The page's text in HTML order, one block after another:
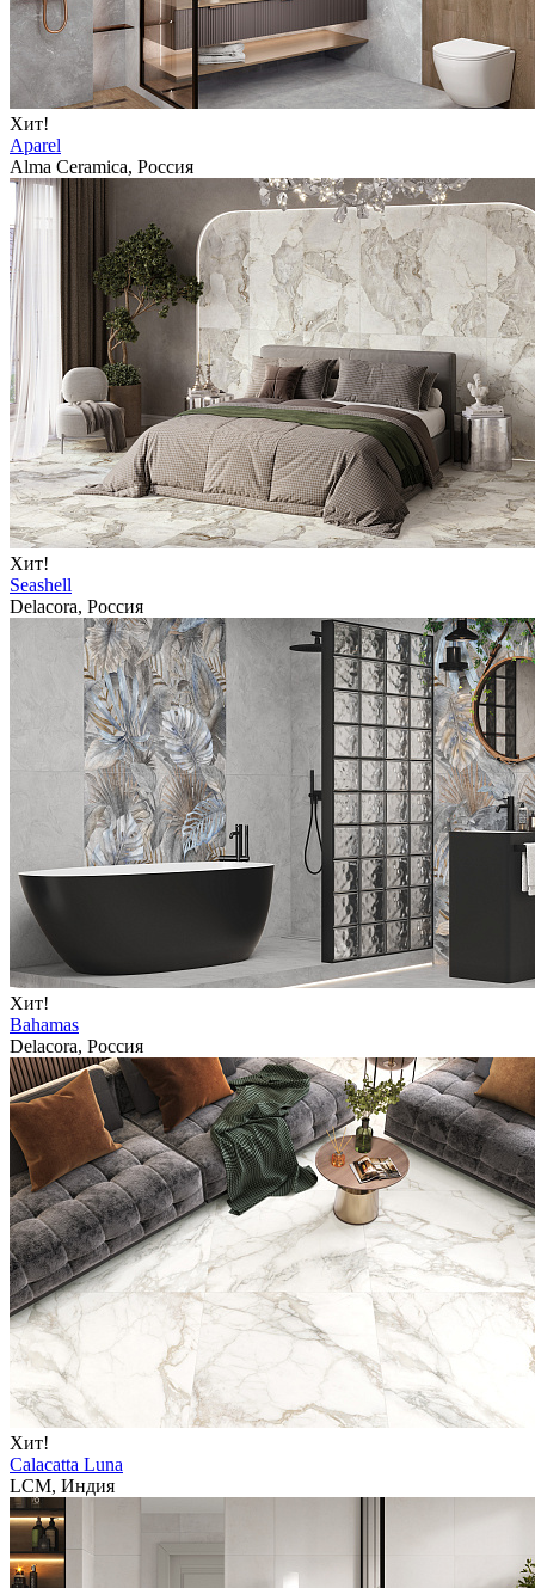
Хит!
Aparel
Alma Ceramica, Россия
Хит!
Seashell
Delacora, Россия
Хит!
Bahamas
Delacora, Россия
Хит!
Calacatta Luna
LCM, Индия